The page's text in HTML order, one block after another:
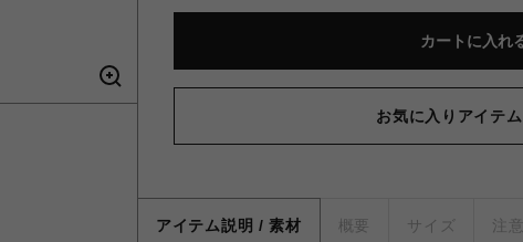
カートに入れ
お気に入りアイテ
アイテム説明 / 素材 概要 サイズ 注